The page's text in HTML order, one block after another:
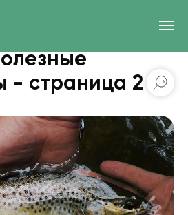
материалы
- страница 2